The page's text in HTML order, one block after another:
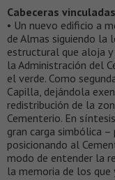
Cabeceras
• Un nuevo edificio a
de Almas siguiendo
estructural que aloja
la Administración del
el verde. Como
Capilla, dejándola
redistribución de la
Cementerio. En
gran carga simbólica
posicionando al
modo de entender la
la memoria de los que